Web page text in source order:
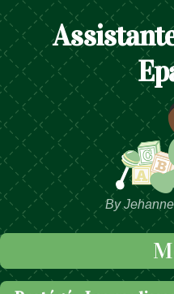
By
Passer au contenu